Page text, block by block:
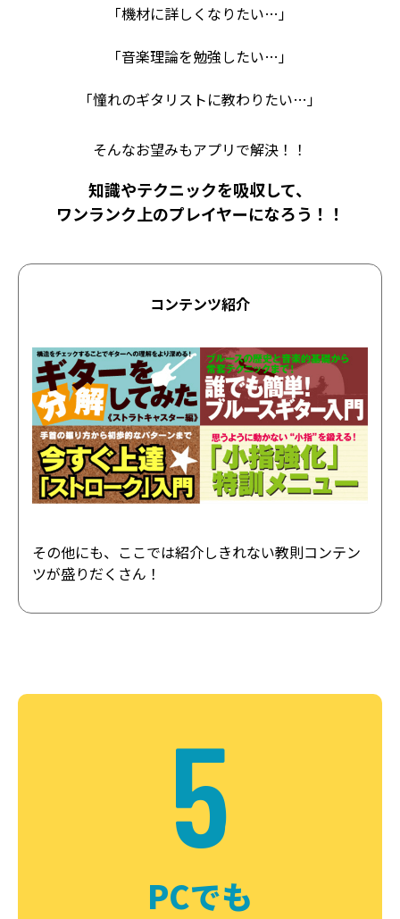
「機材に詳しくなりたい…」
「音楽理論を勉強したい…」
「憧れのギタリストに教わりたい…」
そんなお望みもアプリで解決！！
知識やテクニックを吸収して、
ワンランク上のプレイヤーになろう！！
コンテンツ紹介
その他にも、ここでは紹介しきれない教則コンテン
ツが盛りだくさん！
5
PCでも